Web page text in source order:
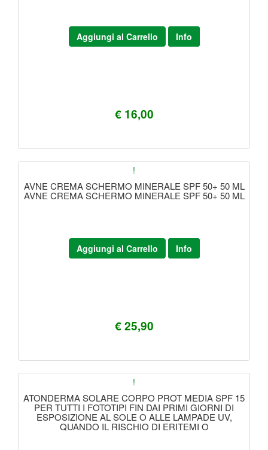
€ 16,00
Aggiungi al Carrello Info
!
AVNE CREMA SCHERMO MINERALE SPF 50+ 50 ML
AVNE CREMA SCHERMO MINERALE SPF 50+ 50 ML
€ 25,90
Aggiungi al Carrello Info
!
ATONDERMA SOLARE CORPO PROT MEDIA SPF 15
PER TUTTI I FOTOTIPI FIN DAI PRIMI GIORNI DI
ESPOSIZIONE AL SOLE O ALLE LAMPADE UV,
QUANDO IL RISCHIO DI ERITEMI O